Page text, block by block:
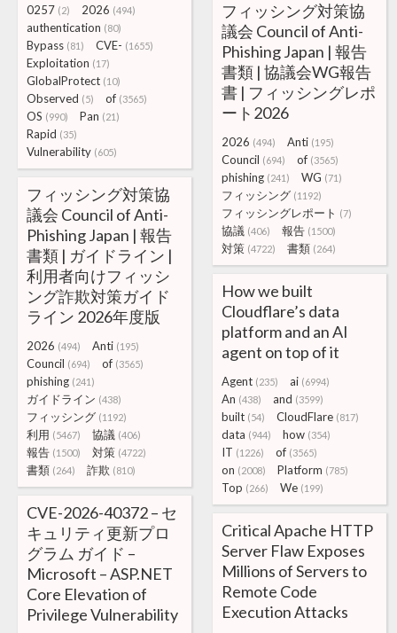
0257 (2) 2026 (494)
authentication (80)
Bypass (81) CVE- (1655)
Exploitation (17)
GlobalProtect (10)
Observed (5) of (3565)
OS (990) Pan (21)
Rapid (35)
Vulnerability (605)
フィッシング対策協
議会 Council of Anti-
Phishing Japan | 報告
書類 | 協議会WG報告
書 | フィッシングレポ
ート2026
2026 (494) Anti (195)
Council (694) of (3565)
phishing (241) WG (71)
フィッシング (1192)
フィッシングレポート (7)
協議 (406) 報告 (1500)
対策 (4722) 書類 (264)
フィッシング対策協
議会 Council of Anti-
Phishing Japan | 報告
書類 | ガイドライン |
利用者向けフィッシ
ング詐欺対策ガイド
ライン 2026年度版
2026 (494) Anti (195)
Council (694) of (3565)
phishing (241)
ガイドライン (438)
フィッシング (1192)
利用 (5467) 協議 (406)
報告 (1500) 対策 (4722)
書類 (264) 詐欺 (810)
How we built
Cloudflare’s data
platform and an AI
agent on top of it
Agent (235) ai (6994)
An (438) and (3599)
built (54) CloudFlare (817)
data (944) how (354)
IT (1226) of (3565)
on (2008) Platform (785)
Top (266) We (199)
CVE-2026-40372 – セ
キュリティ更新プロ
グラム ガイド –
Microsoft – ASP.NET
Core Elevation of
Privilege Vulnerability
Critical Apache HTTP
Server Flaw Exposes
Millions of Servers to
Remote Code
Execution Attacks